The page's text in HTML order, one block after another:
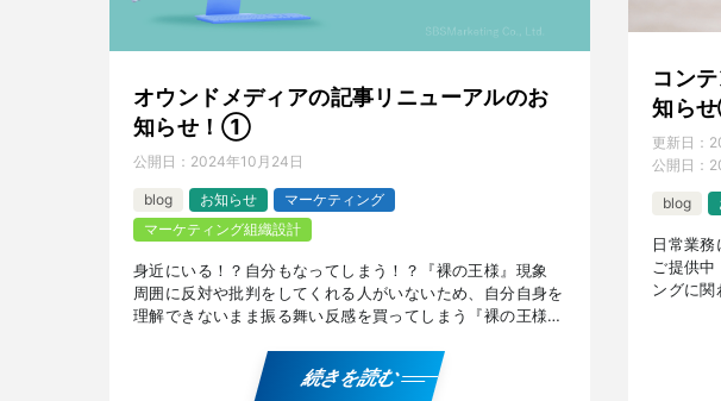
オウンドメディアの記事リニューアルのお
知らせ！①
公開日： 2024年10月24日
blog お知らせ
マーケティング
マーケティング組織設計
身近にいる！？自分もなってしまう！？『裸の王様』現象
周囲に反対や批判をしてくれる人がいないため、自分自身を
理解できないまま振る舞い反感を買ってしまう『裸の王様』
続きを読む
コン
知ら
更新日：
公開日：
blog
日常業
ご提供
ングに関